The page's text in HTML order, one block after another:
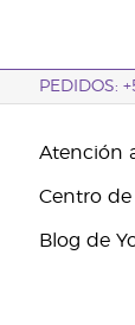
PEDIDOS:
Atención
Centro
Blog de